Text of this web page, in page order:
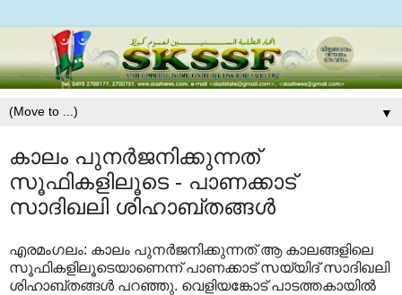
▼
കാലം പുനര്‍ജനിക്കുന്നത്
സൂഫികളിലൂടെ - പാണക്കാട്
സാദിഖലി ശിഹാബ്തങ്ങള്‍
എരമംഗലം: കാലം പുനര്‍ജനിക്കുന്നത് ആ കാലങ്ങളിലെ
സൂഫികളിലൂടെയാണെന്ന് പാണക്കാട് സയ്യിദ് സാദിഖലി
ശിഹാബ്തങ്ങള്‍ പറഞ്ഞു. വെളിയങ്കോട് പാടത്തകായില്‍